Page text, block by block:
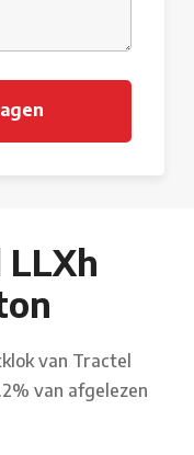
van Tractel
van afgelezen